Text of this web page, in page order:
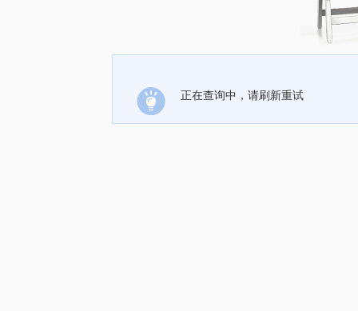
正在查询中，请刷新重试